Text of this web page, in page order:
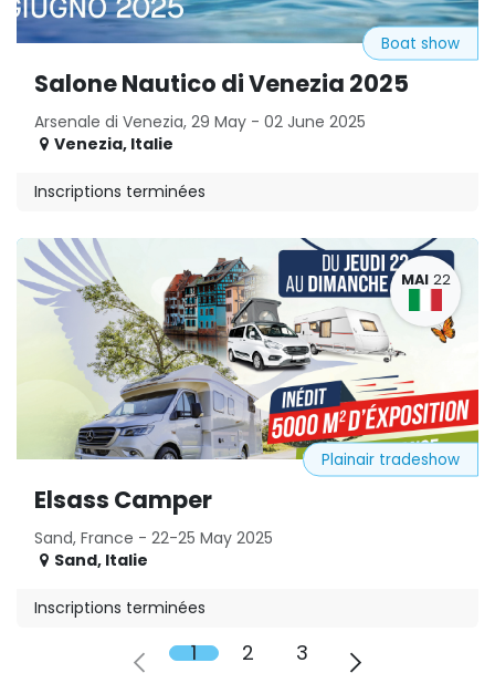
Salone Nautico di Venezia 2025
Arsenale di Venezia, 29 May - 02 June 2025
Boat show
Venezia, Italie
Inscriptions terminées
MAI 22
Elsass Camper
Sand, France - 22-25 May 2025
Plainair tradeshow
Sand, Italie
Inscriptions terminées
1 2 3